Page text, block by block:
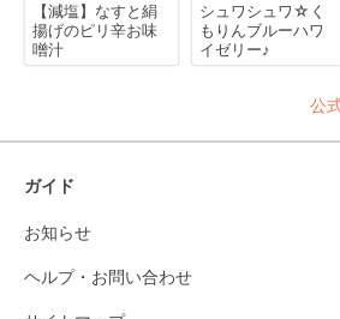
【減塩】なすと絹
揚げのピリ辛お味
噌汁
シュワシュワ☆く
もりんブルーハワ
イゼリー♪
公
ガイド
お知らせ
ヘルプ・お問い合わせ